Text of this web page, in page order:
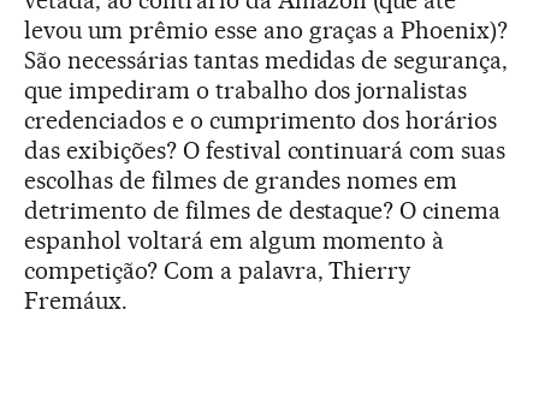
levou um prêmio esse ano graças a Phoenix)?
São necessárias tantas medidas de segurança,
que impediram o trabalho dos jornalistas
credenciados e o cumprimento dos horários
das exibições? O festival continuará com suas
escolhas de filmes de grandes nomes em
detrimento de filmes de destaque? O cinema
espanhol voltará em algum momento à
competição? Com a palavra, Thierry
Fremáux.